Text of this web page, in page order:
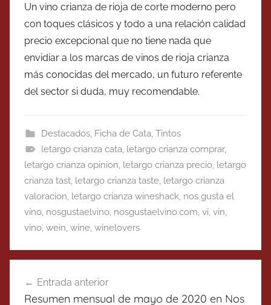
Un vino crianza de rioja de corte moderno pero
con toques clásicos y todo a una relación calidad
precio excepcional que no tiene nada que
envidiar a los marcas de vinos de rioja crianza
más conocidas del mercado, un futuro referente
del sector si duda, muy recomendable.
Destacados, Ficha de Cata, Tintos
letargo crianza cata, letargo crianza comprar,
letargo crianza opinion, letargo crianza precio, letargo
crianza tast, letargo crianza taste, letargo crianza
valoracion, letargo crianza wineshack, nos gusta el
vino, nosgustaelvino, nosgustaelvino.com, vi, vin,
vino, wein, wine, winelovers
de
Entrada anterior
Resumen mensual de mayo de 2020 en Nos